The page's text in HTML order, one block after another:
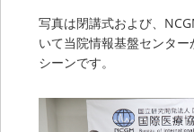
写真は閉講式および、
いて当院情報基盤センタ
シーンです。